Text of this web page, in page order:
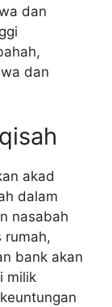
dan
dan
akad
dalam
nasabah
rumah,
bank akan
milik